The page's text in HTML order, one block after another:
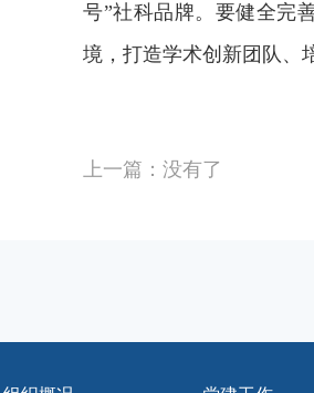
号”社科品牌。要健全完
境，打造学术创新团队、
上一篇：没有了